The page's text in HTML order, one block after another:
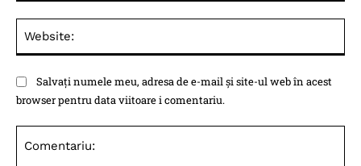
Salvați numele meu, adresa de e-mail și site-ul web în acest
browser pentru data viitoare i comentariu.